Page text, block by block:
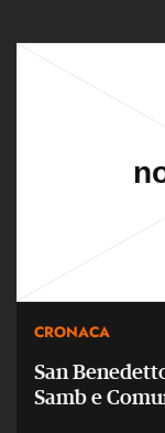
CRONACA
San
Samb e